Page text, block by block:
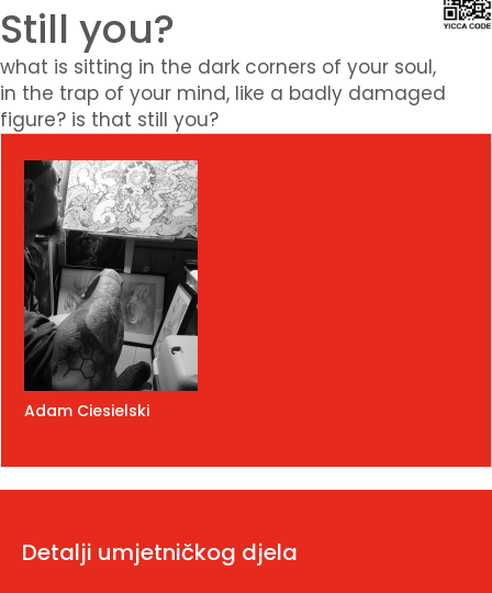
Still you?
what is sitting in the dark corners of your soul,
in the trap of your mind, like a badly damaged
figure? is that still you?
Adam Ciesielski
Detalji umjetničkog djela